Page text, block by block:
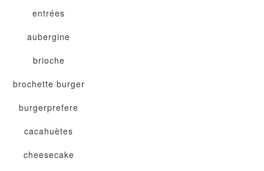
entrées
aubergine
brioche
brochette burger
burgerprefere
cacahuètes
cheesecake